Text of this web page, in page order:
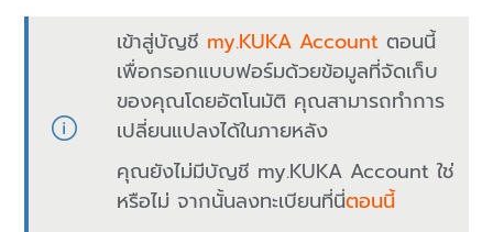
เข้าสู่บัญชี my.KUKA Account ตอนนี้
เพื่อกรอกแบบฟอร์มด้วยข้อมูลที่จัดเก็บ
ของคุณโดยอัตโนมัติ คุณสามารถทำการ
เปลี่ยนแปลงได้ในภายหลัง
คุณยังไม่มีบัญชี my.KUKA Account ใช่
หรือไม่ จากนั้นลงทะเบียนที่นี่ตอนนี้